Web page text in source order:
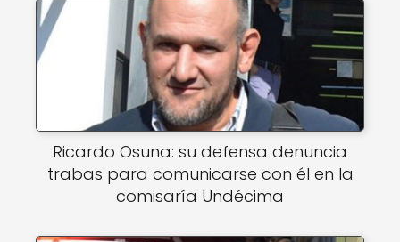
Ricardo Osuna: su defensa denuncia
trabas para comunicarse con él en la
comisaría Undécima